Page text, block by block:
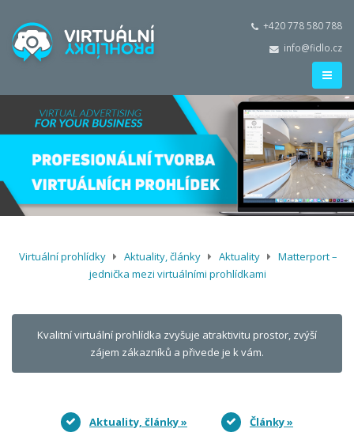
+420 778 580 788
info@fidlo.cz
Virtuální prohlídky Aktuality, články Aktuality
Matterport –
jednička mezi virtuálními prohlídkami
Kvalitní virtuální prohlídka zvyšuje atraktivitu prostor, zvýší
zájem zákazníků a přivede je k vám.
Aktuality, články » Články »